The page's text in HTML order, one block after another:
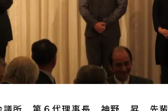
議所 第６代理事長 神野 昇 先輩